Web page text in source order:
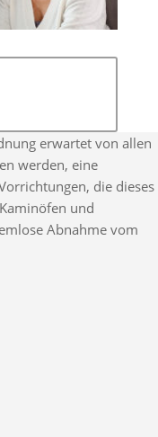
erwartet von allen
werden, eine
die dieses
und
Abnahme vom